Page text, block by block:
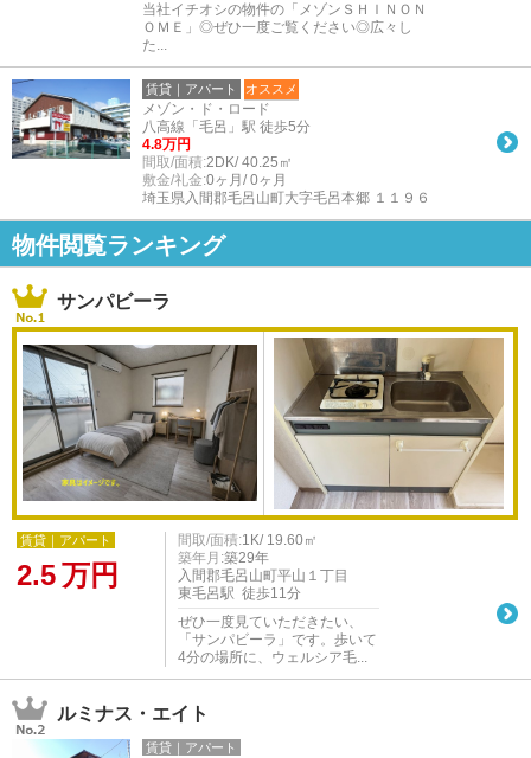
当社イチオシの物件の「メゾンＳＨＩＮＯＮ
ＯＭＥ」◎ぜひ一度ご覧ください◎広々し
た...
賃貸｜アパート オススメ
メゾン・ド・ロード
八高線「毛呂」駅 徒歩5分
4.8万円
間取/面積:2DK/ 40.25㎡
敷金/礼金:0ヶ月/ 0ヶ月
埼玉県入間郡毛呂山町大字毛呂本郷 １１９６
物件閲覧ランキング
サンパビーラ
賃貸｜アパート
2.5万円
間取/面積:1K/ 19.60㎡
築年月:築29年
入間郡毛呂山町平山１丁目
東毛呂駅 徒歩11分
ぜひ一度見ていただきたい、
「サンパビーラ」です。歩いて
4分の場所に、ウェルシア毛...
ルミナス・エイト
賃貸｜アパート